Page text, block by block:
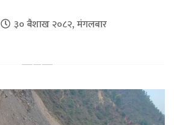
३० बैशाख २०८२, मंगलबार